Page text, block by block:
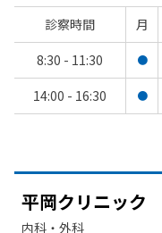
診察時間 月
8:30 - 11:30
●
14:00 - 16:30 ●
平岡クリニック
内科・​外科